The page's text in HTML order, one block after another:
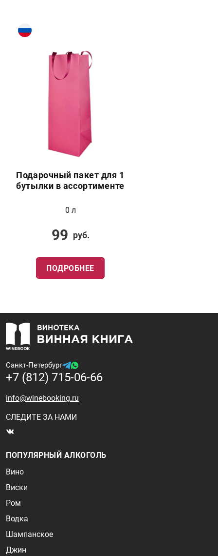
Подарочный пакет для 1
бутылки в ассортименте
0 л
99 руб.
ПОДРОБНЕЕ
Санкт-Петербург
+7 (812) 715-06-66
info@winebooking.ru
СЛЕДИТЕ ЗА НАМИ
ПОПУЛЯРНЫЙ АЛКОГОЛЬ
Вино
Виски
Ром
Водка
Шампанское
Джин